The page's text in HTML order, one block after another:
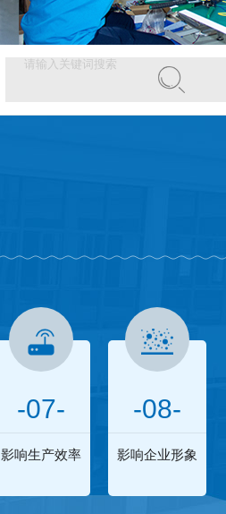
-07-
影响生产效率
-08-
影响企业形象